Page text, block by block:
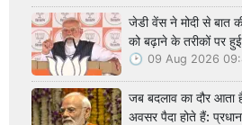
जेडी वेंस ने मोदी से बात
को बढ़ाने के तरीकों पर हुई
09 Aug 2026
जब बदलाव का दौर आता
अवसर पैदा होते हैं: